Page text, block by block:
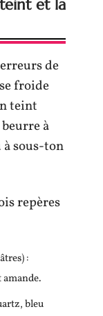
et la
de
froide
teint
à
à sous-ton
repères
:
bleu